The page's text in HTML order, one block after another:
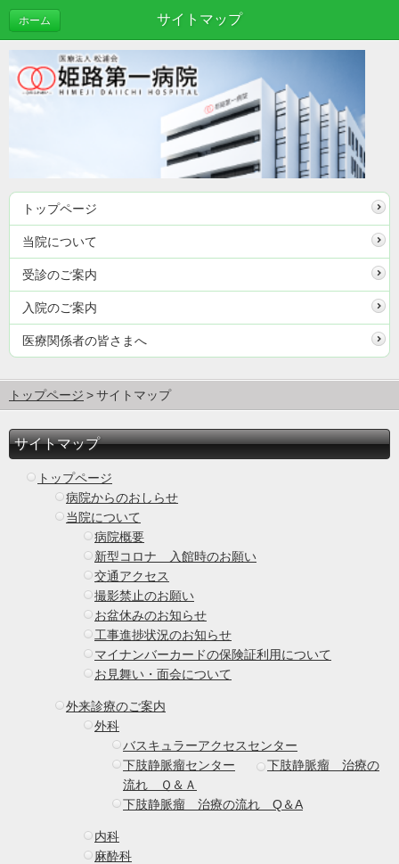
サイトマップ
ホーム
トップページ
当院について
受診のご案内
入院のご案内
医療関係者の皆さまへ
トップページ サイトマップ
サイトマップ
トップページ
病院からのおしらせ
当院について
病院概要
新型コロナ 入館時のお願い
交通アクセス
撮影禁止のお願い
お盆休みのお知らせ
工事進捗状況のお知らせ
マイナンバーカードの保険証利用について
お見舞い・面会について
外来診療のご案内
外科
バスキュラーアクセスセンター
下肢静脈瘤センター
下肢静脈瘤 治療の
流れ Ｑ＆Ａ
下肢静脈瘤 治療の流れ Q＆A
内科
麻酔科